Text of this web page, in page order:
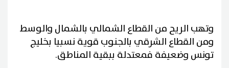
وتهب الريح من القطاع الشمالي بالشمال والوسط
ومن القطاع الشرقي بالجنوب قوية نسبيا بخليج
تونس وضعيفة فمعتدلة ببقية المناطق.